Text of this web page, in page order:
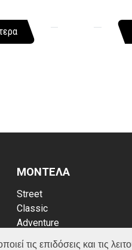
τις επιδόσεις και τις
ΜΟΝΤΕΛΑ
Street
Classic
Adventure